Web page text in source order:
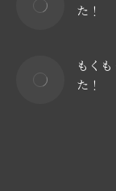
た！
もく
た！